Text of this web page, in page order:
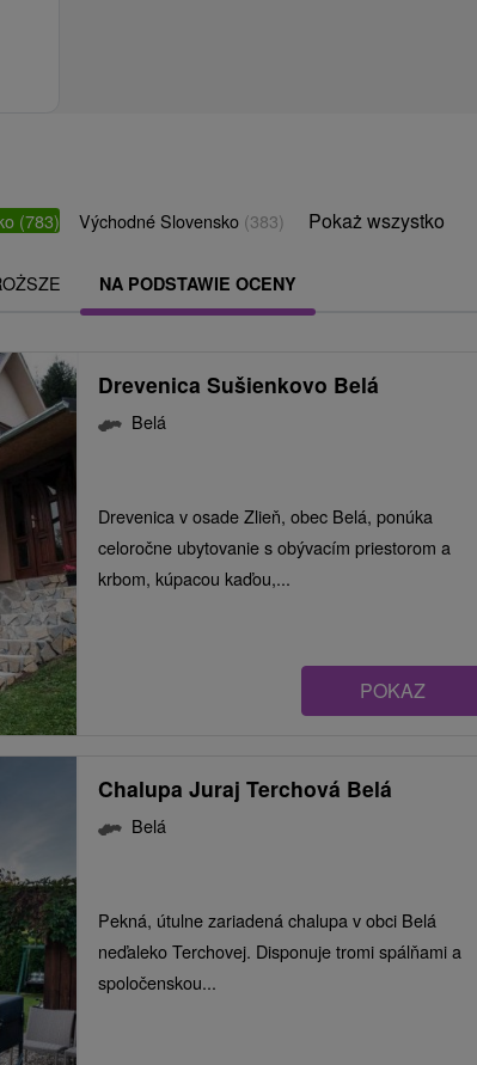
(783) Východné Slovensko (383) Pokaż wszystko
NA PODSTAWIE OCENY
Drevenica Sušienkovo Belá
Belá
Drevenica v osade Zlieň, obec Belá, ponúka
celoročne ubytovanie s obývacím priestorom a
krbom, kúpacou kaďou,...
POKAZ
Chalupa Juraj Terchová Belá
Belá
Pekná, útulne zariadená chalupa v obci Belá
neďaleko Terchovej. Disponuje tromi spálňami a
spoločenskou...